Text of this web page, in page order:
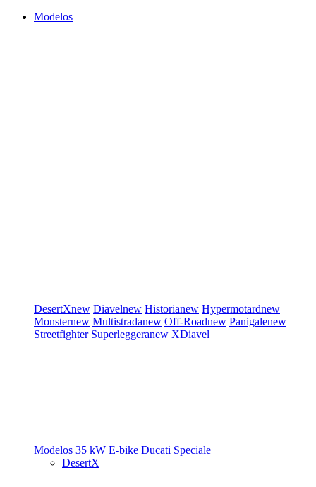
Modelos
DesertXnew Diavelnew Historianew Hypermotardnew
Monsternew Multistradanew Off-Roadnew Panigalenew
Streetfighter Superleggeranew XDiavel
Modelos 35 kW E-bike Ducati Speciale
DesertX